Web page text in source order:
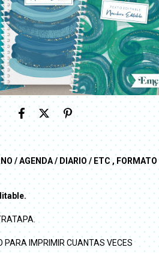
/ AGENDA / DIARIO / ETC , FORMATO
IMPRIMIR CUANTAS VECES